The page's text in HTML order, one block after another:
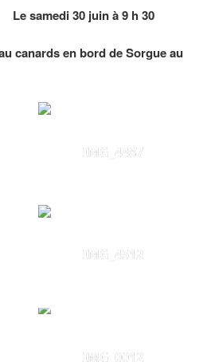
30 juin à 9 h 30
canards en bord de Sorgue au
IMG_4487
IMG_4512
IMG_0012